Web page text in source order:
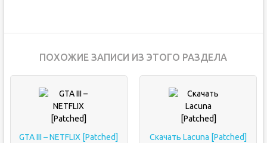
ПОХОЖИЕ ЗАПИСИ ИЗ ЭТОГО РАЗДЕЛА
GTA III – NETFLIX [Patched] Скачать Lacuna [Patched]